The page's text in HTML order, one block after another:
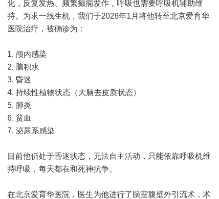
化，反复发热、频繁癫痫发作，呼吸也需要呼吸机辅助维
持。为求一线生机，我们于2026年1月将他转至北京爱育华
医院治疗，被确诊为：
1. 颅内感染
2. 脑积水
3. 昏迷
4. 持续性植物状态（大脑去皮质状态）
5. 肺炎
6. 贫血
7. 泌尿系感染
目前他仍处于昏迷状态，无法自主活动，只能依靠呼吸机维
持呼吸，每天都在和死神抗争。
在北京爱育华医院，医生为他进行了脑室腹壁外引流术，术